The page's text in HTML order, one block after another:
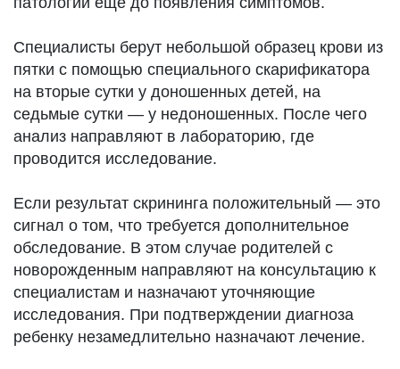
Специалисты берут небольшой образец крови из
пятки с помощью специального скарификатора
на вторые сутки у доношенных детей, на
седьмые сутки — у недоношенных. После чего
анализ направляют в лабораторию, где
проводится исследование.
Если результат скрининга положительный — это
сигнал о том, что требуется дополнительное
обследование. В этом случае родителей с
новорожденным направляют на консультацию к
специалистам и назначают уточняющие
исследования. При подтверждении диагноза
ребенку незамедлительно назначают лечение.